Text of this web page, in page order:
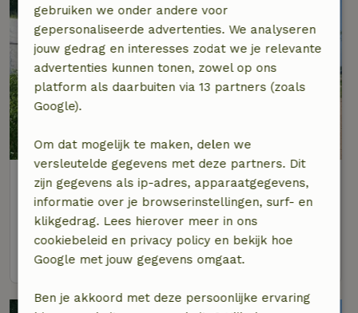
Natuurhuisje in Kortgene
Op 5 km afstand van Kats
4 personen2 slaapkamers
gebruiken we onder andere voor
gepersonaliseerde advertenties. We analyseren
jouw gedrag en interesses zodat we je relevante
advertenties kunnen tonen, zowel op ons
platform als daarbuiten via 13 partners (zoals
Google).
Om dat mogelijk te maken, delen we
versleutelde gegevens met deze partners. Dit
zijn gegevens als ip-adres, apparaatgegevens,
informatie over je browserinstellingen, surf- en
klikgedrag. Lees hierover meer in ons
cookiebeleid en privacy policy en bekijk hoe
Google met jouw gegevens omgaat.
Ben je akkoord met deze persoonlijke ervaring